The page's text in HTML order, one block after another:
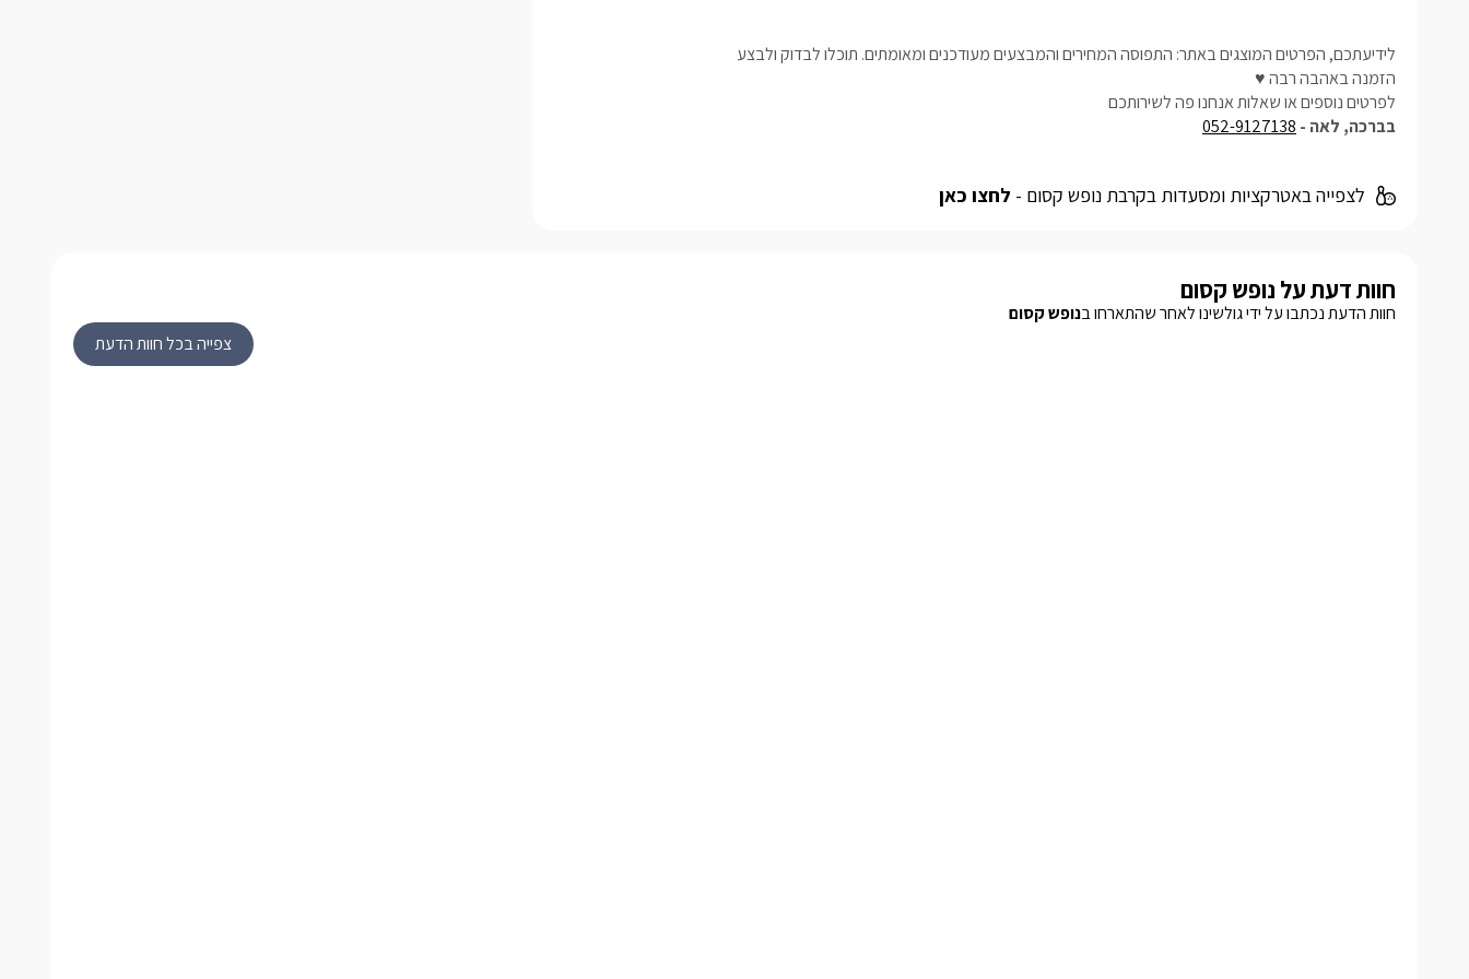
לידיעתכם, הפרטים המוצגים באתר: התפוסה המחירים והמבצעים מעודכנים ומאומתים. תוכלו לבדוק ולבצע
הזמנה באהבה רבה ♥
לפרטים נוספים או שאלות אנחנו פה לשירותכם
בברכה, לאה - 052-9127138
לצפייה באטרקציות ומסעדות בקרבת נופש קסום - לחצו כאן
חוות דעת על נופש קסום
חוות הדעת נכתבו על ידי גולשינו לאחר שהתארחו בנופש קסום
צפייה בכל חוות הדעת